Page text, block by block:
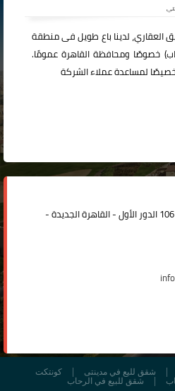
العقاري، لدينا باع طويل فى منطقة
) خصوصًا ومحافظة القاهرة عمومًا.
لمساعدة عملاء الشركة
مدينة الرحاب المبنى الإداري مكتب 106 الدور الأول - القاهرة الجديدة -
كونتكت شقق لليع في مدينتى
شقق للبيع في الرحاب